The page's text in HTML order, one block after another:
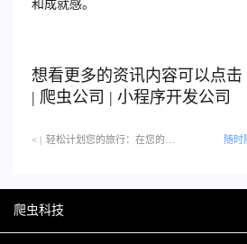
和成就感。
想看更多的资讯内容可以点击
| 爬虫公司 | 小程序开发公司
< |
爬虫科技